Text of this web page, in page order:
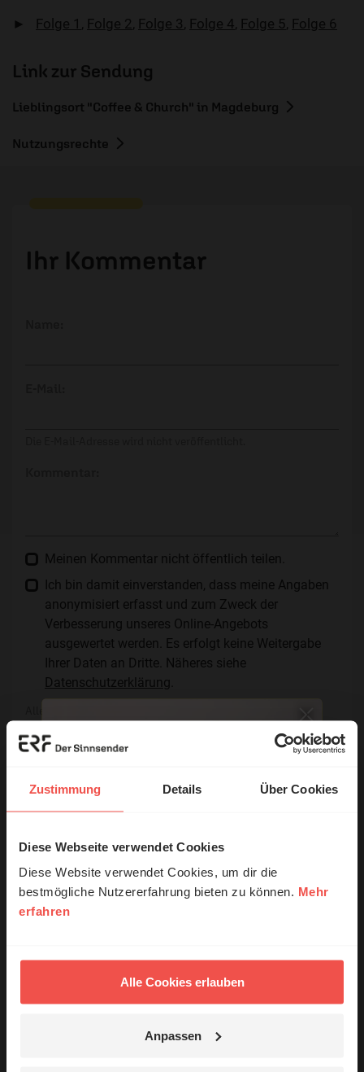
Zustimmung Details Über Cookies
Diese Webseite verwendet Cookies
Diese Website verwendet Cookies, um dir die
bestmögliche Nutzererfahrung bieten zu können. Mehr
erfahren
Alle Cookies erlauben
Anpassen
► Folge 1 , Folge 2, Folge 3, Folge 4, Folge 5, Folge 6
Link zur Sendung
Lieblingsort "Coffee & Church" in Magdeburg
Nutzungsrechte
Ihr Kommentar
Meinen Kommentar nicht öffentlich teilen.
Ich bin damit einverstanden, dass meine Angaben
anonymisiert erfasst und zum Zweck der
Verbesserung unseres Online-Angebots
ausgewertet werden. Es erfolgt keine Weitergabe
Ihrer Daten an Dritte. Näheres siehe
Datenschutzerklärung
Veröffentlichung besteht nicht. Bitte beachten Sie beim
Kommentare (1)
Die in den Kommentaren geäußerten Inhalte und Meinungen
Richtigkeit, Vollständigkeit oder Rechtmäßigkeit der von
12.06.2026, 21:02 Uhr
© Ruth Schneider / ERF